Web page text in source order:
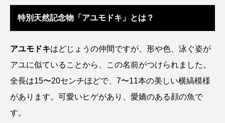
アブラボテ アマガエル アマゴ
アユ アリアケギバチ アリゲーターガー
特別天然記念物「アユモドキ」とは？
アユモドキはどじょうの仲間ですが、形や色、泳ぐ姿が
アユに似ていることから、この名前がつけられました。
全長は15〜20センチほどで、7〜11本の美しい横縞模様
があります。可愛いヒゲがあり、愛嬌のある顔の魚で
す。